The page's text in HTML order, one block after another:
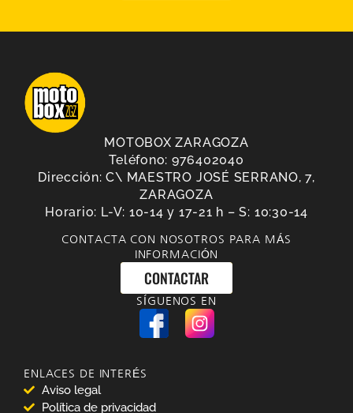
MOTOBOX ZARAGOZA
Teléfono: 976402040
Dirección: C\ MAESTRO JOSÉ SERRANO, 7,
ZARAGOZA
Horario: L-V: 10-14 y 17-21 h – S: 10:30-14
CONTACTA CON NOSOTROS PARA MÁS
INFORMACIÓN
CONTACTAR
SÍGUENOS EN
ENLACES DE INTERÉS
Aviso legal
Política de privacidad